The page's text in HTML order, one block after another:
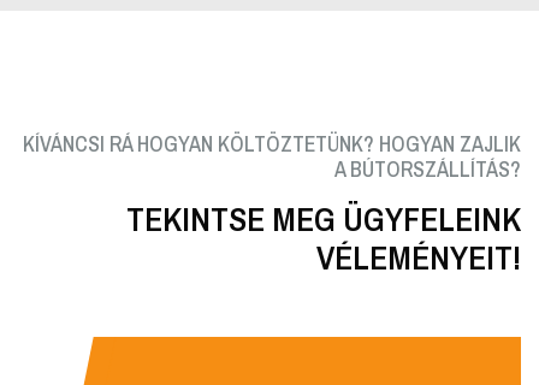
KÍVÁNCSI RÁ HOGYAN KÖLTÖZTETÜNK? HOGYAN ZAJLIK
A BÚTORSZÁLLÍTÁS?
TEKINTSE MEG ÜGYFELEINK
VÉLEMÉNYEIT!